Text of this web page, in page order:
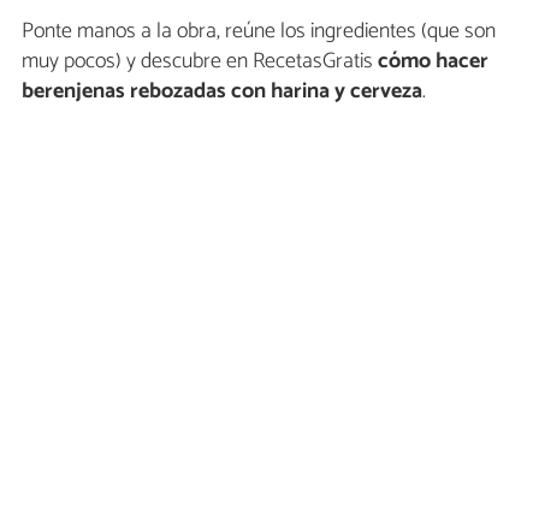
Ponte manos a la obra, reúne los ingredientes (que son
muy pocos) y descubre en RecetasGratiscómo hacer
berenjenas rebozadas con harina y cerveza.